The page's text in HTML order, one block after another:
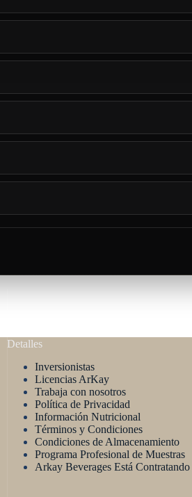
Detalles
Inversionistas
Licencias ArKay
Trabaja con nosotros
Política de Privacidad
Información Nutricional
Términos y Condiciones
Condiciones de Almacenamiento
Programa Profesional de Muestras
Arkay Beverages Está Contratando